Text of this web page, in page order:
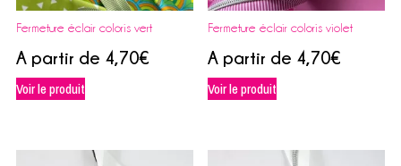
Fermeture éclair coloris vert
A partir de 4,70€
Voir le produit
Fermeture éclair coloris violet
A partir de 4,70€
Voir le produit